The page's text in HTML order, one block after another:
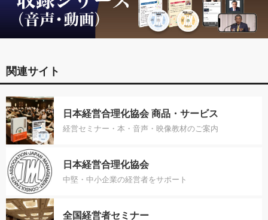
関連サイト
日本経営合理化協会 商品・サービス
経営セミナー・本・音声・映像教材のご案内
日本経営合理化協会
中堅・中小企業の経営者をサポート
全国経営者セミナー